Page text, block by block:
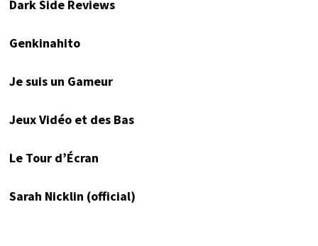
Dark Side Reviews
Genkinahito
Je suis un Gameur
Jeux Vidéo et des Bas
Le Tour d’Écran
Sarah Nicklin (official)